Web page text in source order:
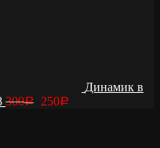
Динамик в
300Р 250Р